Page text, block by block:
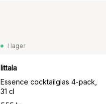
I lager
Iittala
Essence cocktailglas 4-pack,
31 cl